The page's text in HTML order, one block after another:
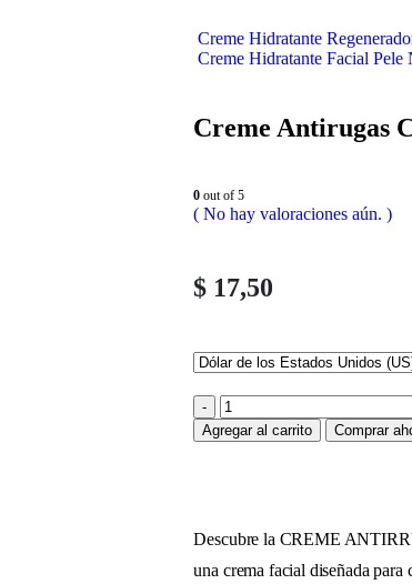
Creme Hidratante
Creme Hidratante Facial
Creme Antirugas
0 out of 5
( No hay valoraciones aún. )
$ 17,50
-
Agregar al carrito
Comprar
Descubre la CREME
una crema facial diseñada